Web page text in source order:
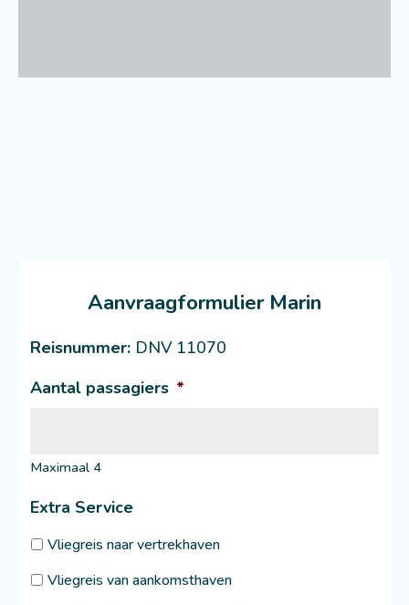
Aanvraagformulier Marin
Reisnummer: DNV 11070
Aantal passagiers *
Maximaal 4
Extra Service
Vliegreis naar vertrekhaven
Vliegreis van aankomsthaven